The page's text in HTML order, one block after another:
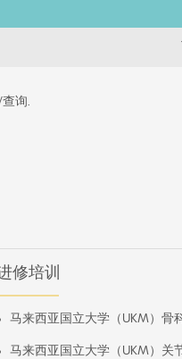
询.
修培训
马来西亚国立大学（UKM）骨
马来西亚国立大学（UKM）关